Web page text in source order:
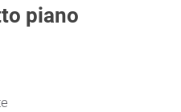
piano